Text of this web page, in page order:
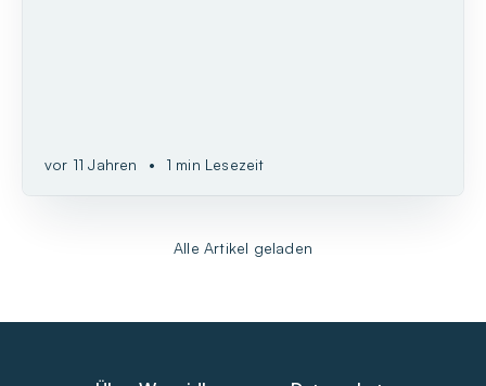
vor 11 Jahren • 1 min Lesezeit
Alle Artikel geladen